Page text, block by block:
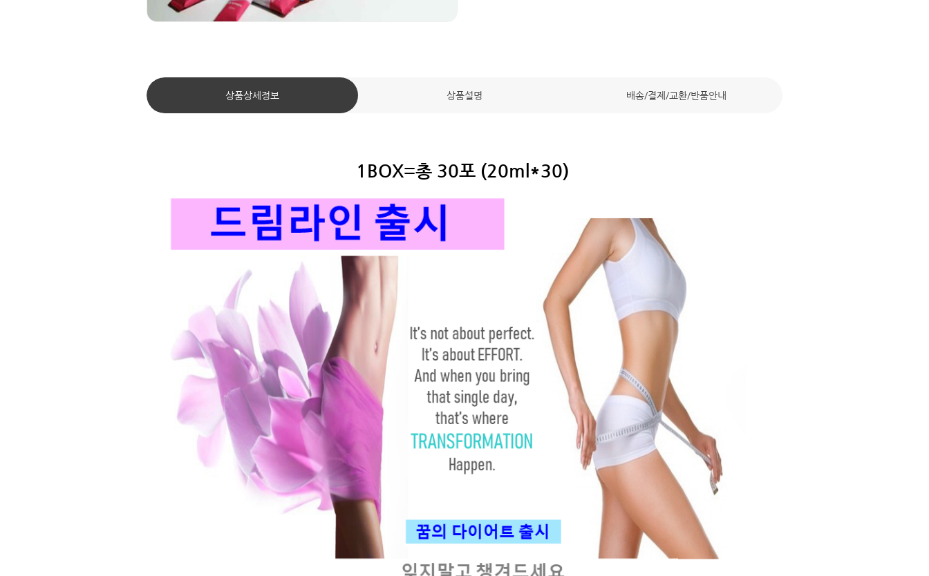
상품상세정보 상품설명 배송/결제/교환/반품안내
1BOX=총 30포 (20ml*30)